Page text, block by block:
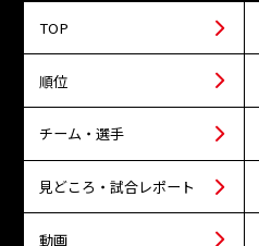
TOP
順位
チーム・選手
見どころ・試合レポート
動画